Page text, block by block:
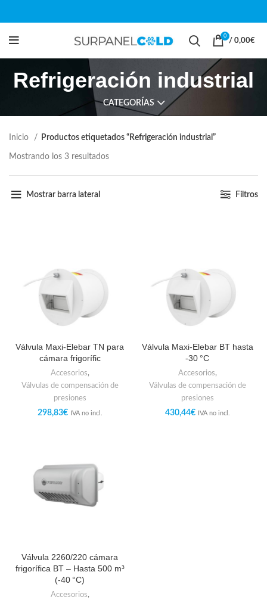
0
/ 0,00€
Refrigeración industrial
CATEGORÍAS
Inicio Productos etiquetados “Refrigeración industrial”
Mostrando los 3 resultados
Mostrar barra lateral Filtros
Válvula Maxi-Elebar TN para
cámara frigorífic
Accesorios,
Válvulas de compensación de
presiones
298,83€ IVA no incl.
Válvula Maxi-Elebar BT hasta
-30 °C
Accesorios,
Válvulas de compensación de
presiones
430,44€ IVA no incl.
Válvula 2260/220 cámara
frigorífica BT – Hasta 500 m³
(-40 °C)
Accesorios,